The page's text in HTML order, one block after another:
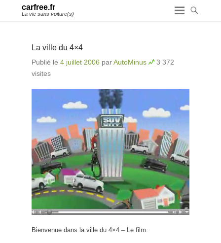
carfree.fr
La vie sans voiture(s)
La ville du 4×4
Publié le 4 juillet 2006 parAutoMinus
3 372
visites
Bienvenue dans la ville du 4×4 – Le film.